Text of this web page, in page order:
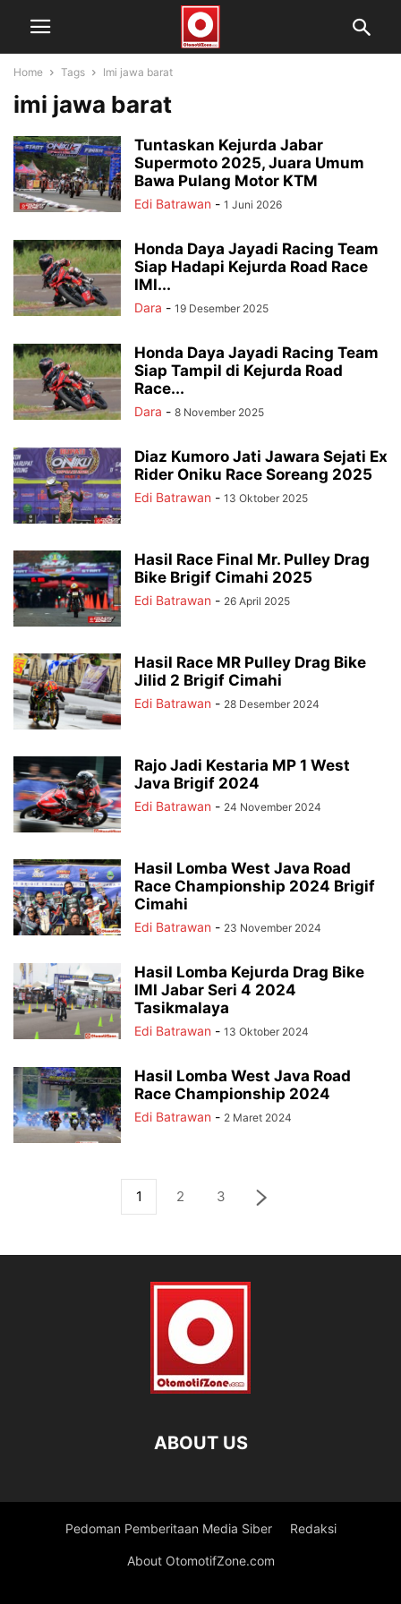
Home Tags Imi jawa barat
imi jawa barat
Tuntaskan Kejurda Jabar
Supermoto 2025, Juara Umum
Bawa Pulang Motor KTM
Edi Batrawan - 1 Juni 2026
Honda Daya Jayadi Racing Team
Siap Hadapi Kejurda Road Race
IMI...
Dara - 19 Desember 2025
Honda Daya Jayadi Racing Team
Siap Tampil di Kejurda Road
Race...
Dara - 8 November 2025
Diaz Kumoro Jati Jawara Sejati Ex
Rider Oniku Race Soreang 2025
Edi Batrawan - 13 Oktober 2025
Hasil Race Final Mr. Pulley Drag
Bike Brigif Cimahi 2025
Edi Batrawan - 26 April 2025
Hasil Race MR Pulley Drag Bike
Jilid 2 Brigif Cimahi
Edi Batrawan - 28 Desember 2024
Rajo Jadi Kestaria MP 1 West
Java Brigif 2024
Edi Batrawan - 24 November 2024
Hasil Lomba West Java Road
Race Championship 2024 Brigif
Cimahi
Edi Batrawan - 23 November 2024
Hasil Lomba Kejurda Drag Bike
IMI Jabar Seri 4 2024
Tasikmalaya
Edi Batrawan - 13 Oktober 2024
Hasil Lomba West Java Road
Race Championship 2024
Edi Batrawan - 2 Maret 2024
1 2 3
ABOUT US
Pedoman Pemberitaan Media Siber Redaksi
About OtomotifZone.com